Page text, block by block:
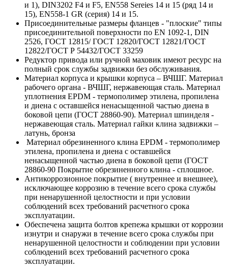
и 1), DIN3202 F4 и F5, EN558 Sereies 14 и 15 (ряд 14 и
15), EN558-1 GR (серия) 14 и 15.
Присоединительные размеры фланцев - "плоские" типы
присоединительной поверхности по EN 1092-1, DIN
2526, ГОСТ 12815/ ГОСТ 12820/ГОСТ 12821/ГОСТ
12822/ГОСТ Р 54432/ГОСТ 33259
Редуктор привода или ручной маховик имеют ресурс на
полный срок службы задвижки без обслуживания.
Материал корпуса и крышки корпуса – ВЧШГ. Материал
рабочего органа - ВЧШГ, нержавеющая сталь. Материал
уплотнения ЕРDМ - термополимер этилена, пропилена
и диена с оставшейся ненасыщенной частью диена в
боковой цепи (ГОСТ 28860-90). Материал шпинделя -
нержавеющая сталь. Материал гайки клина задвижки –
латунь, бронза
Материал обрезиненного клина ЕРDМ - термополимер
этилена, пропилена и диена с оставшейся
ненасыщенной частью диена в боковой цепи (ГОСТ
28860-90 Покрытие обрезиненного клина - сплошное.
Антикоррозионное покрытие ( внутреннее и внешнее),
исключающее коррозию в течение всего срока службы
при ненарушенной целостности и при условии
соблюдений всех требований расчетного срока
эксплуатации.
Обеспечена защита болтов крепежа крышки от коррозии
изнутри и снаружи в течение всего срока службы при
ненарушенной целостности и соблюдении при условии
соблюдений всех требований расчетного срока
эксплуатации.